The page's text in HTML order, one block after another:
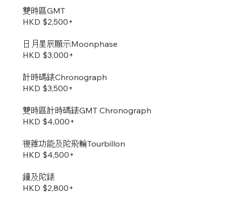
雙時區GMT
HKD $2,500+
日月星辰顯示Moonphase
HKD $3,000+
計時碼錶Chronograph
HKD $3,500+
雙時區計時碼錶GMT Chronograph
HKD $4,000+
複雜功能及陀飛輪Tourbillon
HKD $4,500+
鐘及陀錶
HKD $2,800+